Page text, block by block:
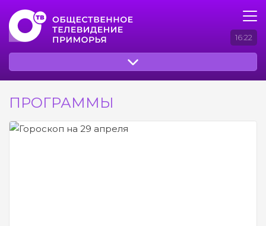
16:22
ПРОГРАММЫ